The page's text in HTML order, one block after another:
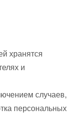
хранятся
и
случаев,
персональных